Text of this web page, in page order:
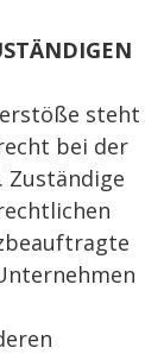
steht
bei der
Zuständige